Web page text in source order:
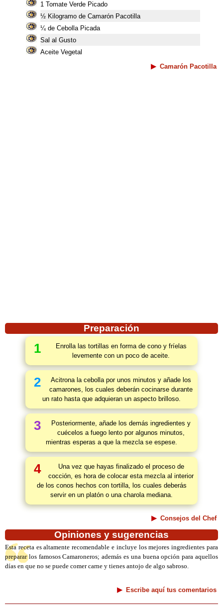
1 Tomate Verde Picado
½ Kilogramo de Camarón Pacotilla
¼ de Cebolla Picada
Sal al Gusto
Aceite Vegetal
Camarón Pacotilla
Preparación
1
Enrolla las tortillas en forma de cono y fríelas
levemente con un poco de aceite.
2
Acitrona la cebolla por unos minutos y añade los
camarones, los cuales deberán cocinarse durante
un rato hasta que adquieran un aspecto brilloso.
3
Posteriormente, añade los demás ingredientes y
cuécelos a fuego lento por algunos minutos,
mientras esperas a que la mezcla se espese.
4
Una vez que hayas finalizado el proceso de
cocción, es hora de colocar esta mezcla al interior
de los conos hechos con tortilla, los cuales deberás
servir en un platón o una charola mediana.
Consejos del Chef
Opiniones y sugerencias
Esta receta es altamente recomendable e incluye los mejores ingredientes para
preparar los famosos Camaroneros; además es una buena opción para aquellos
días en que no se puede comer carne y tienes antojo de algo sabroso.
Escribe aquí tus comentarios